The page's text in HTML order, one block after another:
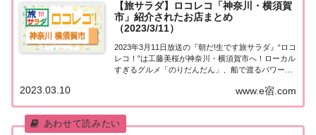
【旅サラダ】ロコレコ「神奈川・横須賀
市」紹介されたお店まとめ
（2023/3/11）
2023年3月11日放送の『朝だ!生です旅サラダ』“ロコ
レコ！”は工藤美桜が神奈川・横須賀市へ！ローカル
すぎるグルメ「のりだんだん」、船で渡るパワース
くはこちら！ロコレコ「神奈川・横須賀市」月一回
www.e宿.com
2023.03.10